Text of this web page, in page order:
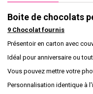
Boite de chocolats
9 Chocolat fournis
Présentoir en carton avec
Idéal pour anniversaire ou
Vous pouvez mettre votre
Personnalisation identique à